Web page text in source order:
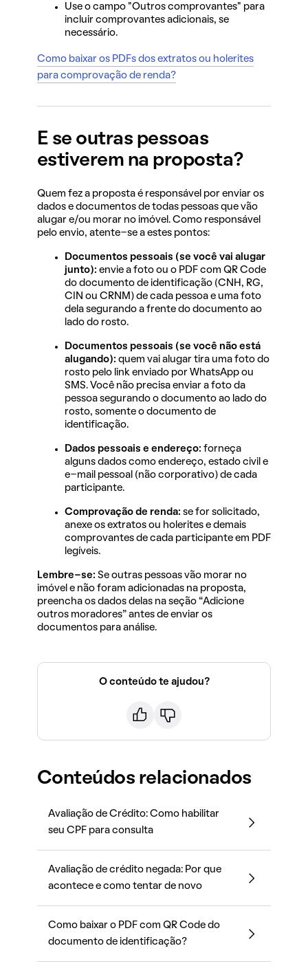
Use o campo "Outros comprovantes" para
incluir comprovantes adicionais, se
necessário.
Como baixar os PDFs dos extratos ou holerites
para comprovação de renda?
E se outras pessoas
estiverem na proposta?
Quem fez a proposta é responsável por enviar os
dados e documentos de todas pessoas que vão
alugar e/ou morar no imóvel. Como responsável
pelo envio, atente-se a estes pontos:
Documentos pessoais (se você vai alugar
junto): envie a foto ou o PDF com QR Code
do documento de identificação (CNH, RG,
CIN ou CRNM) de cada pessoa e uma foto
dela segurando a frente do documento ao
lado do rosto.
Documentos pessoais (se você não está
alugando): quem vai alugar tira uma foto do
rosto pelo link enviado por WhatsApp ou
SMS. Você não precisa enviar a foto da
pessoa segurando o documento ao lado do
rosto, somente o documento de
identificação.
Dados pessoais e endereço: forneça
alguns dados como endereço, estado civil e
e-mail pessoal (não corporativo) de cada
participante.
Comprovação de renda: se for solicitado,
anexe os extratos ou holerites e demais
comprovantes de cada participante em PDF
legíveis.
Lembre-se: Se outras pessoas vão morar no
imóvel e não foram adicionadas na proposta,
preencha os dados delas na seção “Adicione
outros moradores” antes de enviar os
documentos para análise.
O conteúdo te ajudou?
Conteúdos relacionados
Avaliação de Crédito: Como habilitar
seu CPF para consulta
Avaliação de crédito negada: Por que
acontece e como tentar de novo
Como baixar o PDF com QR Code do
documento de identificação?